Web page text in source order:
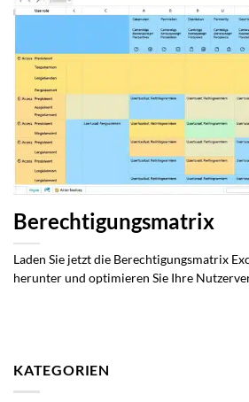
Berechtigungsmatrix
Laden Sie jetzt die Berechtigungsmatrix
herunter und optimieren Sie Ihre
KATEGORIEN